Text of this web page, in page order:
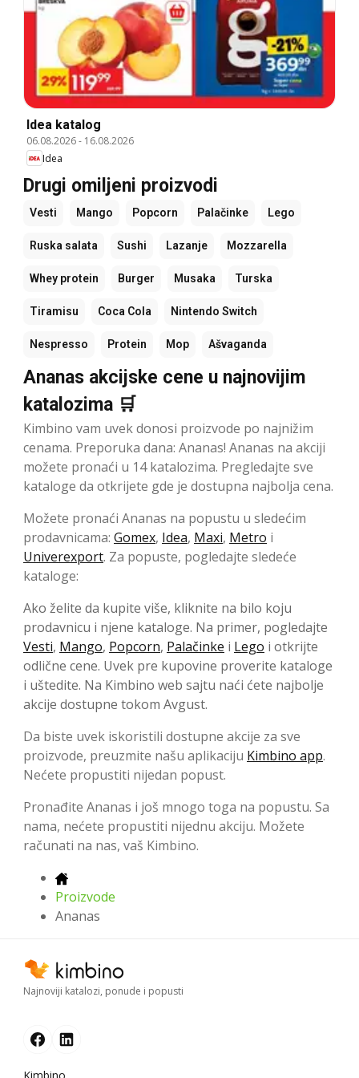
Idea katalog
06.08.2026- 16.08.2026
Idea
Drugi omiljeni proizvodi
Vesti Mango Popcorn Palačinke Lego
Ruska salata Sushi Lazanje Mozzarella
Whey protein Burger Musaka Turska
Tiramisu Coca Cola Nintendo Switch
Nespresso Protein Mop Ašvaganda
Ananas akcijske cene u najnovijim
katalozima 🛒
Kimbino vam uvek donosi proizvode po najnižim
cenama. Preporuka dana: Ananas! Ananas na akciji
možete pronaći u 14 katalozima. Pregledajte sve
kataloge da otkrijete gde je dostupna najbolja cena.
Možete pronaći Ananas na popustu u sledećim
prodavnicama: Gomex, Idea, Maxi, Metro i
Univerexport. Za popuste, pogledajte sledeće
kataloge:
Ako želite da kupite više, kliknite na bilo koju
prodavnicu i njene kataloge. Na primer, pogledajte
Vesti, Mango, Popcorn, Palačinke i Lego i otkrijte
odlične cene. Uvek pre kupovine proverite kataloge
i uštedite. Na Kimbino web sajtu naći ćete najbolje
akcije dostupne tokom Avgust.
Da biste uvek iskoristili dostupne akcije za sve
proizvode, preuzmite našu aplikaciju Kimbino app.
Nećete propustiti nijedan popust.
Pronađite Ananas i još mnogo toga na popustu. Sa
nama, nećete propustiti nijednu akciju. Možete
računati na nas, vaš Kimbino.
Proizvode
Ananas
Najnoviji katalozi, ponude i popusti
Kimbino